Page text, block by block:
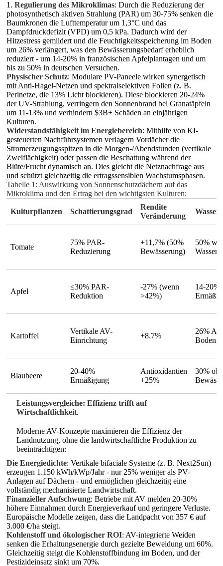
1.Regulierung des Mikroklimas: Durch die Reduzierung der
photosynthetisch aktiven Strahlung (PAR) um 30-75% senken die
Baumkronen die Lufttemperatur um 1,3°C und das
Dampfdruckdefizit (VPD) um 0,5 kPa. Dadurch wird der
Hitzestress gemildert und die Feuchtigkeitsspeicherung im Boden
um 26% verlängert, was den Bewässerungsbedarf erheblich
reduziert - um 14-20% in französischen Apfelplantagen und um
bis zu 50% in deutschen Versuchen.
Physischer Schutz: Modulare PV-Paneele wirken synergetisch
mit Anti-Hagel-Netzen und spektralselektiven Folien (z. B.
Perlnetze, die 13% Licht blockieren). Diese blockieren 20-24%
der UV-Strahlung, verringern den Sonnenbrand bei Granatäpfeln
um 11-13% und verhindern $3B+ Schäden an einjährigen
Kulturen.
Widerstandsfähigkeit im Energiebereich: Mithilfe von KI-
gesteuerten Nachführsystemen verlagern Vordächer die
Stromerzeugungsspitzen in die Morgen-/Abendstunden (vertikale
Zweiflächigkeit) oder passen die Beschattung während der
Blüte/Frucht dynamisch an. Dies gleicht die Netznachfrage aus
und schützt gleichzeitig die ertragssensiblen Wachstumsphasen.
Tabelle 1: Auswirkung von Sonnenschutzdächern auf das
Mikroklima und den Ertrag bei den wichtigsten Kulturen:
Kulturpflanzen Schattierungsgrad
Rendite
Veränderung
Tomate
75% PAR-
Reduzierung
+11,7% (50%
Bewässerung)
50%
Wasser
Apfel
≤30% PAR-
Reduktion
-27% (wenn
>42%)
14-20%
Kartoffel
Vertikale AV-
Einrichtung
+8.7%
26%
Blaubeere
20-40%
Ermäßigung
Antioxidantien
+25%
30%
Leistungsvergleiche: Effizienz trifft auf
Wirtschaftlichkeit.
Moderne AV-Konzepte maximieren die Effizienz der
Landnutzung, ohne die landwirtschaftliche Produktion zu
beeinträchtigen:
Die Energiedichte: Vertikale bifaciale Systeme (z. B. Next2Sun)
erzeugen 1.150 kWh/kWp/Jahr - nur 25% weniger als PV-
Anlagen auf Dächern - und ermöglichen gleichzeitig eine
vollständig mechanisierte Landwirtschaft.
Finanzieller Aufschwung: Betriebe mit AV melden 20-30%
höhere Einnahmen durch Energieverkauf und geringere Verluste.
Europäische Modelle zeigen, dass die Landpacht von 357 € auf
3.000 €/ha steigt.
Kohlenstoff und ökologischer ROI: AV-integrierte Weiden
senken die Erhaltungsenergie durch gezielte Beweidung um 60%.
Gleichzeitig steigt die Kohlenstoffbindung im Boden, und der
Pestizideinsatz sinkt um 70%.